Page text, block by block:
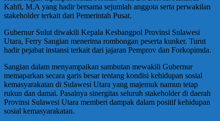
Kahfi, M.A yang hadir bersama sejumlah anggota serta perwakilan
stakeholder terkait dari Pemerintah Pusat.
Gubernur Sulut diwakili Kepala Kesbangpol Provinsi Sulawesi
Utara, Ferry Sangian menerima rombongan peserta kunker. Turut
hadir pejabat instansi terkait dari jajaran Pemprov dan Forkopimda.
Sangian dalam menyampaikan sambutan mewakili Gubernur
memaparkan secara garis besar tentang kondisi kehidupan sosial
kemasyarakatan di Sulawesi Utara yang majemuk namun tetap
rukun dan damai. Pasalnya sinergitas seluruh stakeholder di daerah
Provinsi Sulawesi Utara memberi dampak dalam positif kehidupan
sosial kemasyarakatan.